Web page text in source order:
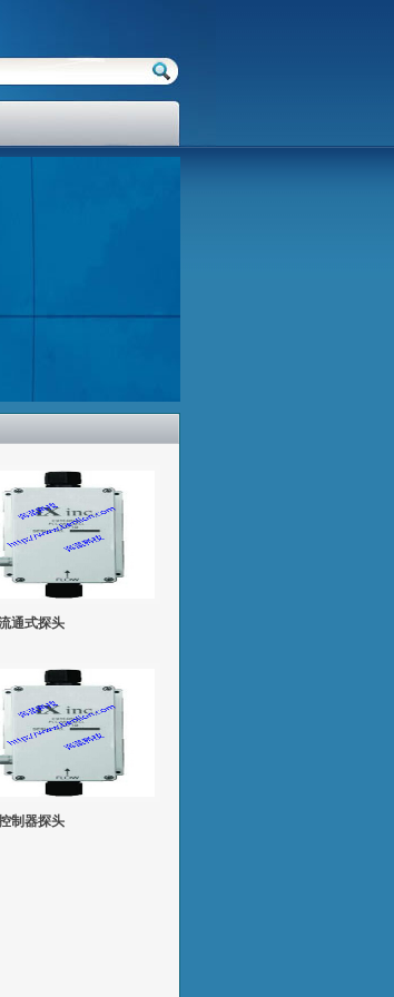
通式探头
制器探头